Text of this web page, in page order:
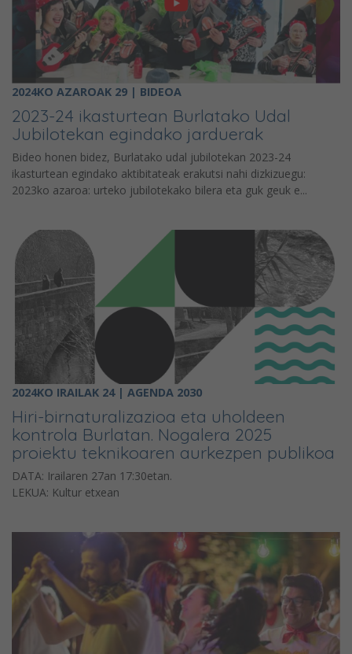
2024KO AZAROAK 29 | BIDEOA
2023-24 ikasturtean Burlatako Udal
Jubilotekan egindako jarduerak
Bideo honen bidez, Burlatako udal jubilotekan 2023-24
ikasturtean egindako aktibitateak erakutsi nahi dizkizuegu:
2023ko azaroa: urteko jubilotekako bilera eta guk geuk e...
2024KO IRAILAK 24 | AGENDA 2030
Hiri-birnaturalizazioa eta uholdeen
kontrola Burlatan. Nogalera 2025
proiektu teknikoaren aurkezpen publikoa
DATA: Irailaren 27an 17:30etan.
LEKUA: Kultur etxean